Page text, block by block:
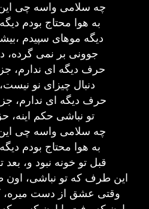
چه سلامی واسه چی
به هوا محتاج بودم
دیگه موهای سپیدم
جوونی بر نمی گرده،
حرف دیگه ای ندارم،
دنبال چیزای نو
حرف دیگه ای ندارم،
تو نباشی حکم اینه،
چه سلامی واسه چی
به هوا محتاج بودم
قبل تو خونه نبود و،
این طرف که تو نباشی،
وقتی عشق از دست میره،